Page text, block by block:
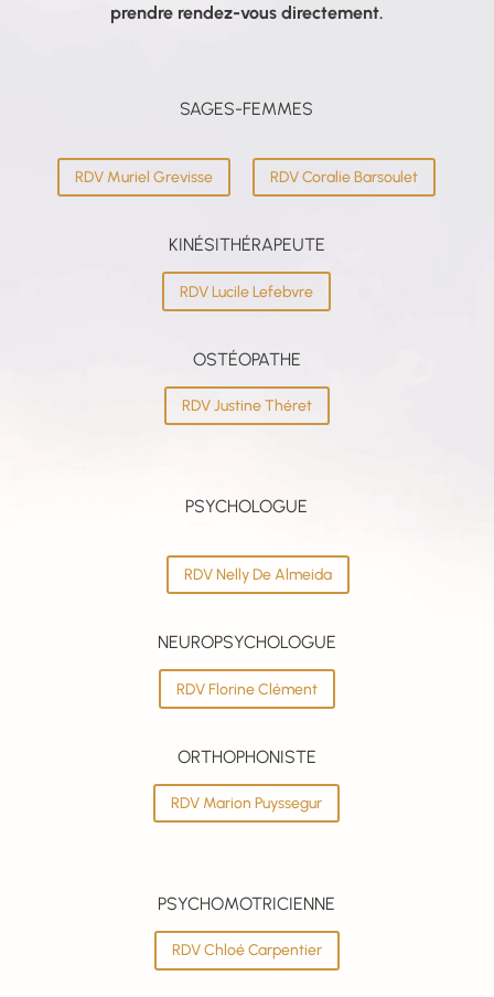
prendre rendez-vous directement.
SAGES-FEMMES
RDV Muriel Grevisse RDV Coralie Barsoulet
KINÉSITHÉRAPEUTE
RDV Lucile Lefebvre
OSTÉOPATHE
RDV Justine Théret
PSYCHOLOGUE
RDV Nelly De Almeida
NEUROPSYCHOLOGUE
RDV Florine Clément
ORTHOPHONISTE
RDV Marion Puyssegur
PSYCHOMOTRICIENNE
RDV Chloé Carpentier